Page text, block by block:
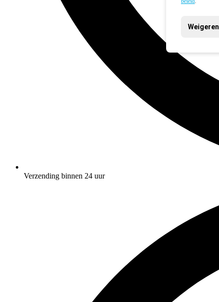
Weigeren
Verzending binnen 24 uur